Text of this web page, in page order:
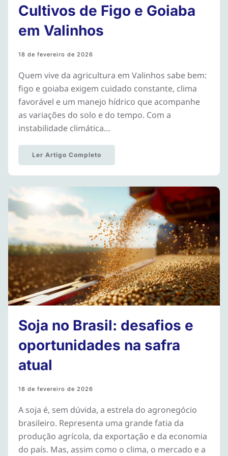
Cultivos de Figo e Goiaba
em Valinhos
18 de fevereiro de 2026
Quem vive da agricultura em Valinhos sabe bem:
figo e goiaba exigem cuidado constante, clima
favorável e um manejo hídrico que acompanhe
as variações do solo e do tempo. Com a
instabilidade climática…
Ler Artigo Completo
Soja no Brasil: desafios e
oportunidades na safra
atual
18 de fevereiro de 2026
A soja é, sem dúvida, a estrela do agronegócio
brasileiro. Representa uma grande fatia da
produção agrícola, da exportação e da economia
do país. Mas, assim como o clima, o mercado e a